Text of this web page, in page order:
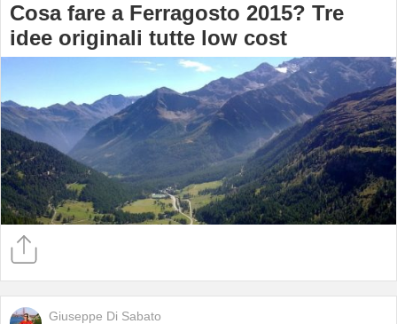
Cosa fare a Ferragosto 2015? Tre
idee originali tutte low cost
Giuseppe Di Sabato